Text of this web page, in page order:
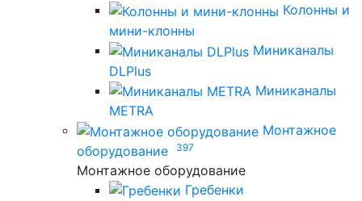
Колонны и
мини-клонны
Миниканалы
DLPlus
Миниканалы
METRA
Монтажное
оборудование
397
Монтажное оборудование
Гребенки